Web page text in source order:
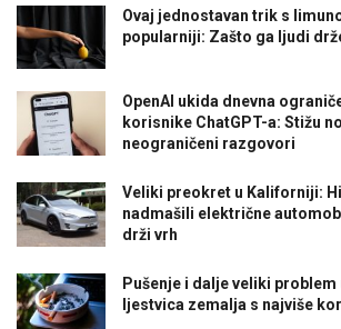
Ovaj jednostavan trik s
popularniji: Zašto ga ljudi
OpenAI ukida dnevna
korisnike ChatGPT-a: Stižu
neograničeni razgovori
Veliki preokret u Kaliforniji:
nadmašili električne
drži vrh
Pušenje i dalje veliki problem
ljestvica zemalja s najviše